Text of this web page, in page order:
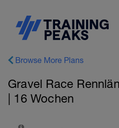
Browse More Plans
Gravel Race
| 16 Wochen